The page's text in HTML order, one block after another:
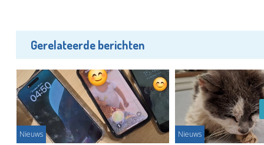
Gerelateerde berichten
Nieuws Nieuws